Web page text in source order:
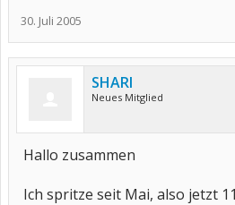
30. Juli 2005
SHARI
Neues Mitglied
Hallo zusammen
Ich spritze seit Mai, also jetzt